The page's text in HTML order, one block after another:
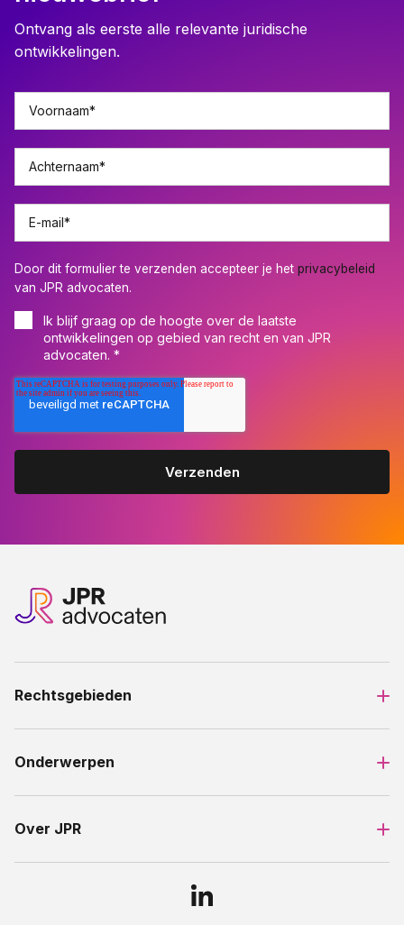
Ontvang als eerste alle relevante juridische
ontwikkelingen.
Voornaam*
Achternaam*
E-mail*
Door dit formulier te verzenden accepteer je het privacybeleid
van JPR advocaten.
Ik blijf graag op de hoogte over de laatste
ontwikkelingen op gebied van recht en van JPR
advocaten. *
Rechtsgebieden
Onderwerpen
Over JPR